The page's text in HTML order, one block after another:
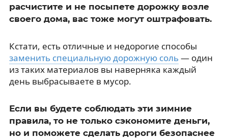
расчистите и не посыпете дорожку возле
своего дома, вас тоже могут оштрафовать.
Кстати, есть отличные и недорогие способы
заменить специальную дорожную соль— один
из таких материалов вы наверняка каждый
день выбрасываете в мусор.
Если вы будете соблюдать эти зимние
правила, то не только сэкономите деньги,
но и поможете сделать дороги безопаснее